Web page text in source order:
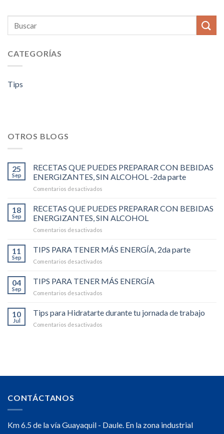
CATEGORÍAS
Tips
OTROS BLOGS
25
Sep
RECETAS QUE PUEDES PREPARAR CON BEBIDAS
ENERGIZANTES, SIN ALCOHOL -2da parte
Comentarios desactivados
QUE
PUEDES
PREPARAR
ENERGIZANTES,
parte
18
Sep
RECETAS QUE PUEDES PREPARAR CON BEBIDAS
ENERGIZANTES, SIN ALCOHOL
Comentarios desactivados
QUE
PUEDES
BEBIDAS
11
Sep
TIPS PARA TENER MÁS ENERGÍA, 2da parte
Comentarios desactivados
PARA
TENER
2da
04
Sep
TIPS PARA TENER MÁS ENERGÍA
Comentarios desactivados
PARA
TENER
10
Jul
Tips para Hidratarte durante tu jornada de trabajo
Comentarios desactivados
jornada
CONTÁCTANOS
Km 6.5 de la vía Guayaquil - Daule. En la zona industrial